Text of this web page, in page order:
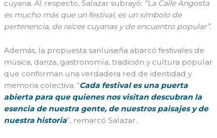
cuyana. Al respecto, Salazar subrayó: “La Calle Angosta
es mucho más que un festival, es un símbolo de
pertenencia, de raíces cuyanas y de encuentro popular”.
Además, la propuesta sanluiseña abarcó festivales de
música, danza, gastronomía, tradición y cultura popular
que conforman una verdadera red de identidad y
memoria colectiva. “Cada festival es una puerta
abierta para que quienes nos visitan descubran la
esencia de nuestra gente, de nuestros paisajes y de
nuestra historia”, remarcó Salazar.